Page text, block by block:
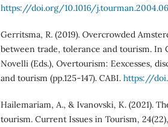
https://doi.org/10.1016/
Gerritsma, R. (2019). Overcrowded
between trade, tolerance and tourism. In
Novelli (Eds.), Overtourism: Eexcesses,
and tourism (pp.125-147). CABI. https://
Hailemariam, A., & Ivanovski, K. (2021).
tourism. Current Issues in Tourism,